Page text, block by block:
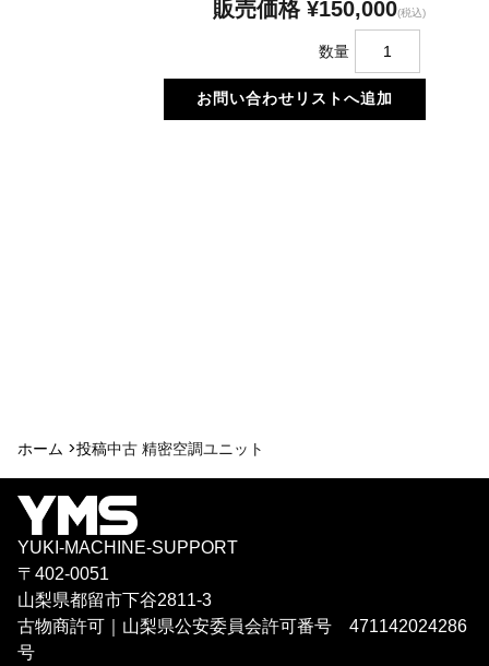
販売価格 ¥150,000(税込)
数量
ホーム >投稿中古 精密空調ユニット
YUKI-MACHINE-SUPPORT
〒402-0051
山梨県都留市下谷2811-3
古物商許可｜山梨県公安委員会許可番号 471142024286
号